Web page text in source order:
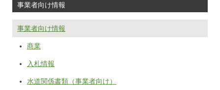
事業者向け情報
事業者向け情報
商業
入札情報
水道関係書類（事業者向け）